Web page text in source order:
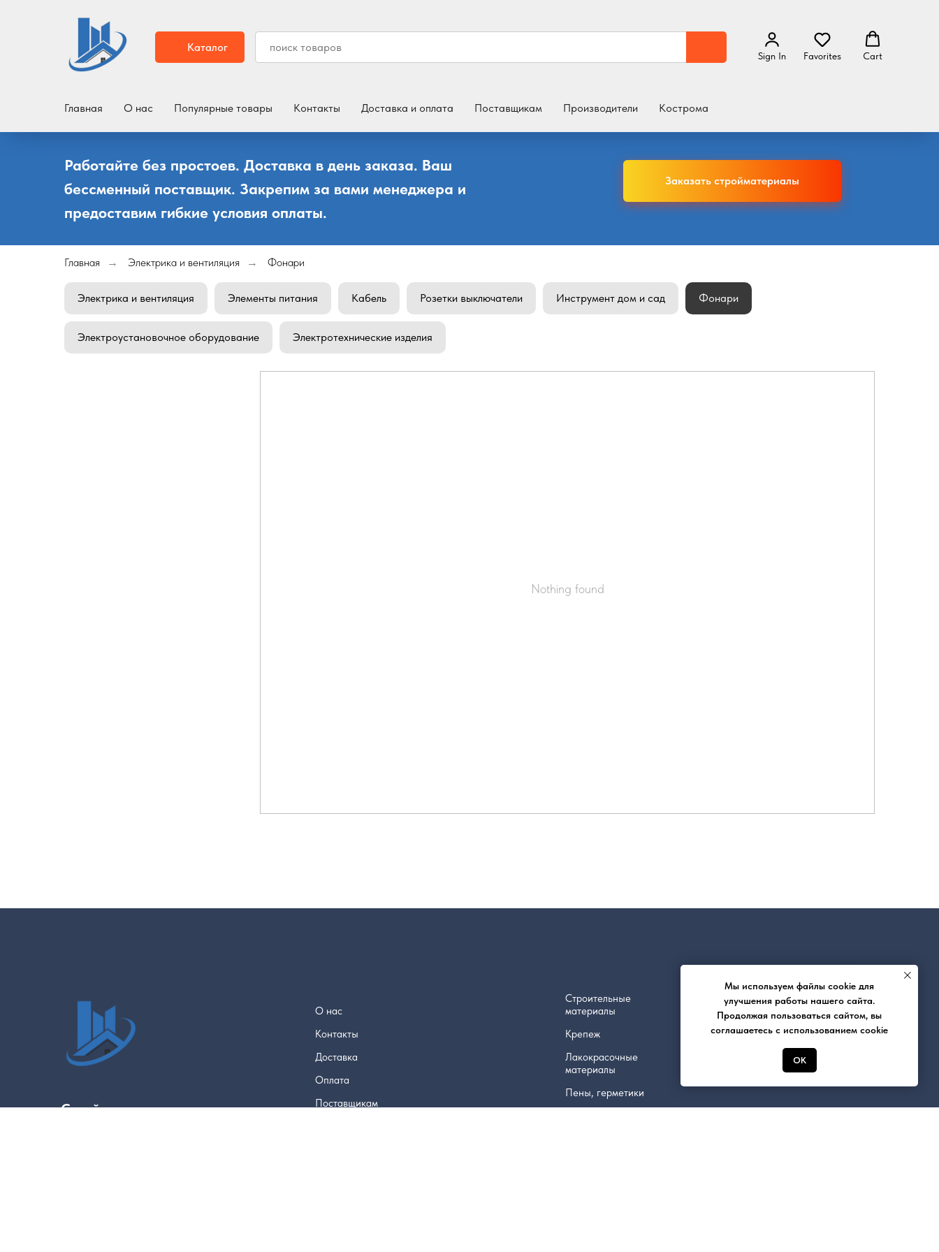
Каталог
Sign In Favorites Cart
Главная О нас Популярные товары Контакты Доставка и оплата Поставщикам Производители Кострома
Работайте без простоев. Доставка в день заказа. Ваш
бессменный поставщик. Закрепим за вами менеджера и
предоставим гибкие условия оплаты.
Заказать стройматериалы
Главная → Электрика и вентиляция → Фонари
Электрика и вентиляция Элементы питания Кабель Розетки выключатели Инструмент дом и сад Фонари
Электроустановочное оборудование Электротехнические изделия
Nothing found
Стройцентр
О нас
Контакты
Доставка
Оплата
Поставщикам
Строительные
материалы
Крепеж
Лакокрасочные
материалы
Пены, герметики
Мы используем файлы cookie для
улучшения работы нашего сайта.
Продолжая пользоваться сайтом, вы
соглашаетесь с использованием cookie
ОК